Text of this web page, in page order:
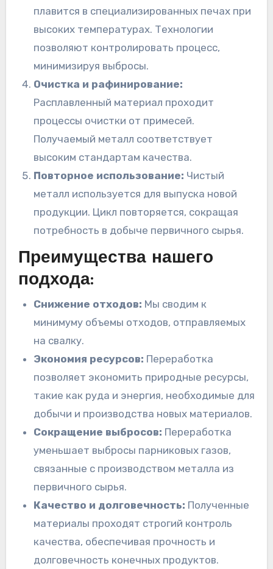
плавится в специализированных печах при
высоких температурах. Технологии
позволяют контролировать процесс,
минимизируя выбросы.
Очистка и рафинирование:
Расплавленный материал проходит
процессы очистки от примесей.
Получаемый металл соответствует
высоким стандартам качества.
Повторное использование: Чистый
металл используется для выпуска новой
продукции. Цикл повторяется, сокращая
потребность в добыче первичного сырья.
Преимущества нашего
подхода:
Снижение отходов: Мы сводим к
минимуму объемы отходов, отправляемых
на свалку.
Экономия ресурсов: Переработка
позволяет экономить природные ресурсы,
такие как руда и энергия, необходимые для
добычи и производства новых материалов.
Сокращение выбросов: Переработка
уменьшает выбросы парниковых газов,
связанные с производством металла из
первичного сырья.
Качество и долговечность: Полученные
материалы проходят строгий контроль
качества, обеспечивая прочность и
долговечность конечных продуктов.